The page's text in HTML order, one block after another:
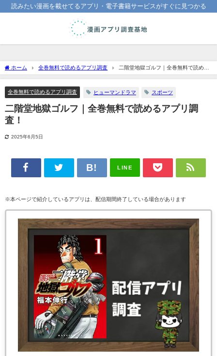
読みたい漫画を載せてるアプリ・電子書籍サービスがすぐに見つかる
ホーム 全巻無料で読めるアプリ調査
二階堂地獄ゴルフ｜全巻無料で読める
アプリ調査！
全巻無料で読めるアプリ調査 ヒューマンドラマ スポーツ
二階堂地獄ゴルフ｜全巻無料で読めるアプリ調
査！
2025年6月5日
LINE
※本ページで紹介しているアプリは、配信期間終了している場合があります